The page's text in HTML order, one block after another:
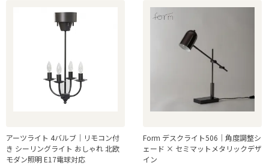
アーツライト 4バルブ｜リモコン付
き シーリングライト おしゃれ 北欧
モダン照明 E17電球対応
Form デスクライト506｜角度調整シ
ェード × セミマットメタリックデザ
イン